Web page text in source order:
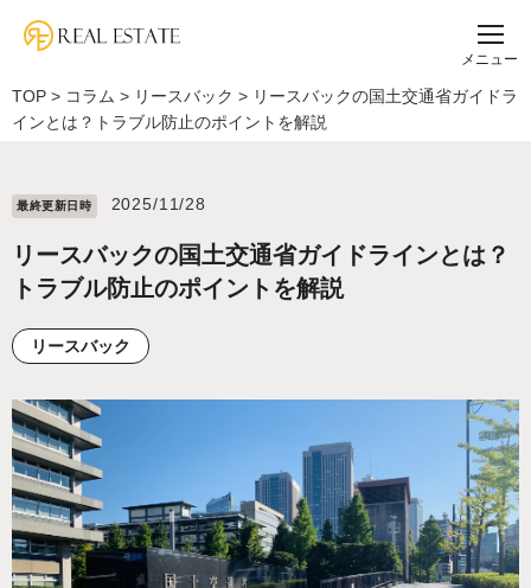
メニュー
TOP > コラム > リースバック > リースバックの国土交通省ガイドラ
インとは？トラブル防止のポイントを解説
最終更新⽇時 2025/11/28
リースバックの国土交通省ガイドラインとは？
トラブル防止のポイントを解説
リースバック